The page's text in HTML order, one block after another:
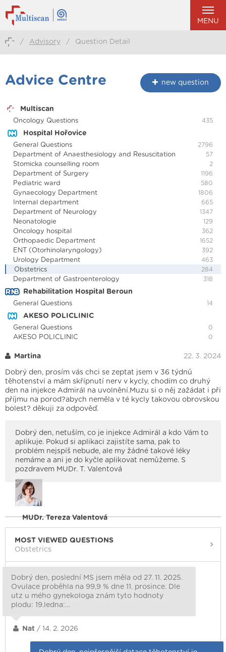
MENU
/ Advisory / Question Detail
Advice Centre new question
Multiscan
Oncology Questions 435
Hospital Hořovice
General Questions 2796
Department of Anaesthesiology and Resuscitation 57
Stomicka counselling room 2
Department of Surgery 1196
Pediatric ward 580
Gynaecology Department 1806
Internal department 665
Department of Neurology 1347
Neonatologie 129
Oncology hospital 362
Orthopaedic Department 1652
ENT (Otorhinolaryngology) 392
Urology Department 463
Obstetrics 284
Department of Gastroenterology 318
Rehabilitation Hospital Beroun
General Questions 14
AKESO POLICLINIC
General Questions 0
AKESO POLICLINIC 0
Martina 22. 3. 2024
Dobrý den, prosím vás chci se zeptat jsem v 36 týdnů
těhotenství a mám skřípnutí nerv v kycly, chodím co druhý
den na injekce Admirál na uvolnění.Muzu si o něj zažádat i při
příjmu na porod?abych neměla v té kycly takovou obrovskou
bolest? děkuji za odpověď.
Dobrý den, netuším, co je injekce Admirál a kdo Vám to
aplikuje. Pokud si aplikaci zajistíte sama, pak to
problém nejspíš nebude, ale my žádné takové léky
nemáme a ani je do kyčle aplikovat nemůžeme. S
pozdravem MUDr. T. Valentová
MUDr. Tereza Valentová
MOST VIEWED QUESTIONS
Obstetrics
Dobrý den, poslední MS jsem měla od 27. 11. 2025.
Ovulace proběhla na 99,9 % dne 11. prosince. Dle
utz u mého gynekologa znám tyto hodnoty
plodu: 19.ledna:…
Nat / 14. 2. 2026